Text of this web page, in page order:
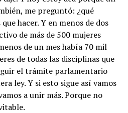
me preguntó: ¿qué
hacer. Y en menos de dos
de más de 500 mujeres
de un mes había 70 mil
de todas las disciplinas que
el trámite parlamentario
ley. Y si esto sigue así vamos
a unir más. Porque no